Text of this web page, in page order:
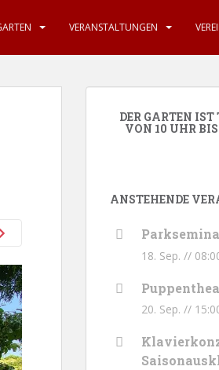
VERANSTALTUNGEN
DER GARTEN
VON 10 UHR
ANSTEHENDE
18. Sep. //
20. Sep. //